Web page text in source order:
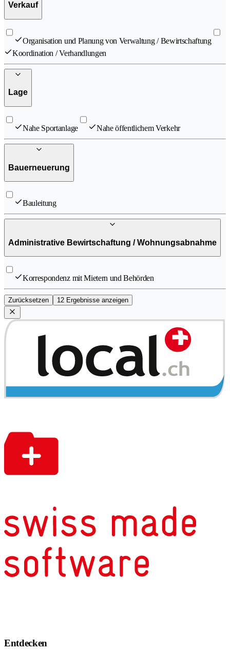
Verkauf
Organisation und Planung von Verwaltung / Bewirtschaftung
Koordination / Verhandlungen
Lage
Nahe Sportanlage Nahe öffentlichem Verkehr
Bauerneuerung
Bauleitung
Administrative Bewirtschaftung / Wohnungsabnahme
Korrespondenz mit Mietern und Behörden
Zurücksetzen 12 Ergebnisse anzeigen
Entdecken